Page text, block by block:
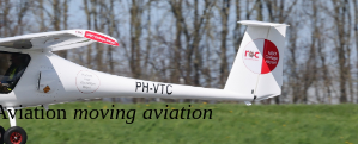
moving aviation